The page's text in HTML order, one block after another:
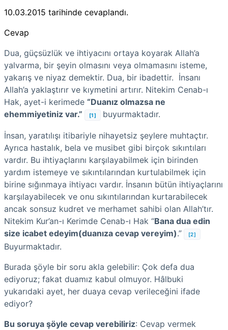
10.03.2015 tarihinde cevaplandı.
Cevap
Dua, güçsüzlük ve ihtiyacını ortaya koyarak Allah’a
yalvarma, bir şeyin olmasını veya olmamasını isteme,
yakarış ve niyaz demektir. Dua, bir ibadettir. İnsanı
Allah’a yaklaştırır ve kıymetini artırır. Nitekim Cenab-ı
Hak, ayet-i kerimede “Duanız olmazsa ne
ehemmiyetiniz var.”
[1] buyurmaktadır.
İnsan, yaratılışı itibariyle nihayetsiz şeylere muhtaçtır.
Ayrıca hastalık, bela ve musibet gibi birçok sıkıntıları
vardır. Bu ihtiyaçlarını karşılayabilmek için birinden
yardım istemeye ve sıkıntılarından kurtulabilmek için
birine sığınmaya ihtiyacı vardır. İnsanın bütün ihtiyaçlarını
karşılayabilecek ve onu sıkıntılarından kurtarabilecek
ancak sonsuz kudret ve merhamet sahibi olan Allah’tır.
Nitekim Kur’an-ı Kerimde Cenab-ı Hak “Bana dua edin
size icabet edeyim(duanıza cevap vereyim).” [2]
Buyurmaktadır.
Burada şöyle bir soru akla gelebilir: Çok defa dua
ediyoruz; fakat duamız kabul olmuyor. Hâlbuki
yukarıdaki ayet, her duaya cevap verileceğini ifade
ediyor?
Bu soruya şöyle cevap verebiliriz: Cevap vermek